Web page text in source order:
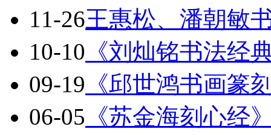
11-26王惠松、潘朝敏
10-10 《刘灿铭书法经
09-19 《邱世鸿书画篆
06-05 《苏金海刻心经